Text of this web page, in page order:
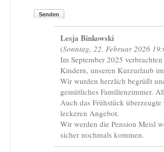
Senden
Lesja Binkowski
(Sonntag, 22. Februar 2026
Im September 2025
Kindern, unseren Kurzurlaub
Wir wurden herzlich begrüßt
gemütliches Familienzimmer.
Auch das Frühstück
leckeren Angebot.
Wir werden die Pension Meisl
sicher nochmals kommen.